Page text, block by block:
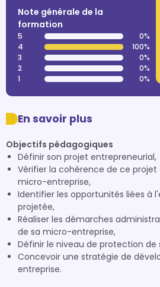
Note générale de la
formation
5
0%
4
100%
3
0%
2
0%
1
0%
En savoir plus
Objectifs pédagogiques
Définir son projet entrepreneurial,
Vérifier la cohérence de ce
micro-entreprise,
Identifier les opportunités liées à
projetée,
Réaliser les démarches
de sa micro-entreprise,
Définir le niveau de protection
Concevoir une stratégie de
entreprise.